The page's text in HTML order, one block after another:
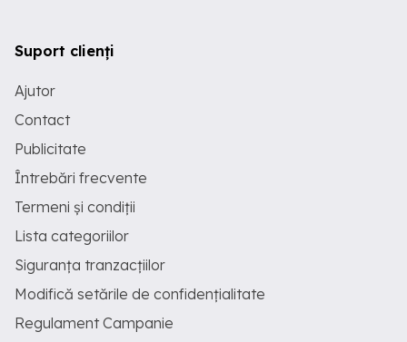
Suport clienți
Ajutor
Contact
Publicitate
Întrebări frecvente
Termeni și condiții
Lista categoriilor
Siguranța tranzacțiilor
Modifică setările de confidențialitate
Regulament Campanie